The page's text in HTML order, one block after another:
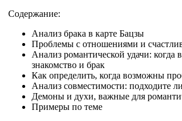
Содержание:
Анализ брака в карте Бацзы
Проблемы с отношениями и
Анализ романтической удачи: когда
знакомство и брак
Как определить, когда возможны
Анализ совместимости: подходите
Демоны и духи, важные для
Примеры по теме